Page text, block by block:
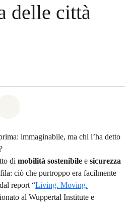
delle città
immaginabile, ma chi l’ha detto
di mobilità sostenibile e sicurezza
ciò che purtroppo era facilmente
report “Living. Moving.
al Wuppertal Institute e